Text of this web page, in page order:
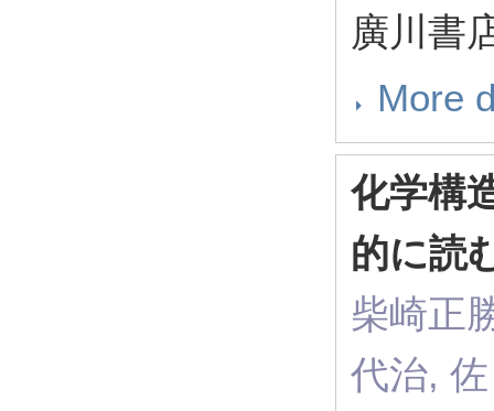
廣川書
More
化学構
的に読
柴崎正
代治,